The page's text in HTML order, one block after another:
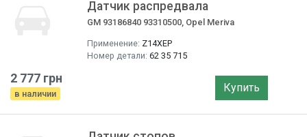
Датчик распредвала
GM 93186840 93310500, Opel Meriva
Применение: Z14XEP
Номер детали: 62 35 715
2 777 грн
в наличии Купить